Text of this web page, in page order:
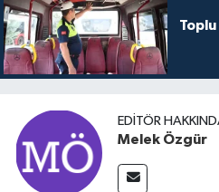
Toplu
EDITÖR
Melek Özgür